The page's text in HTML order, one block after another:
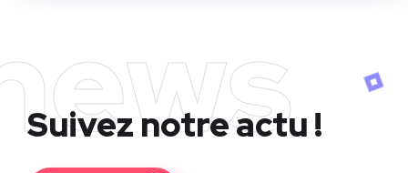
Suivez notre actu !